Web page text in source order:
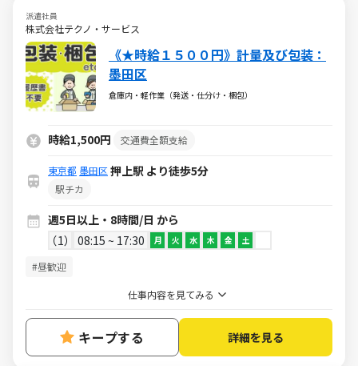
派遣社員
株式会社テクノ・サービス
《★時給１５００円》計量及び包装：
墨田区
倉庫内・軽作業（発送・仕分け・梱包）
時給1,500円 交通費全額支給
東京都 墨田区 押上駅 より徒歩5分
駅チカ
週5日以上・8時間/日 から
1
08:15 ~ 17:30 月 火 水 木 金 土
#昼歓迎
仕事内容を見てみる
キープする 詳細を見る